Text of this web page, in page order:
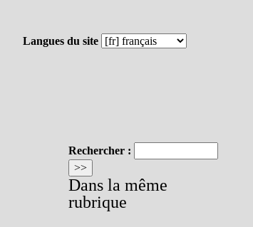
Langues du site
Rechercher :
Dans la même
rubrique